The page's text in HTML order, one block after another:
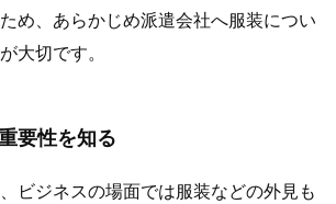
め、あらかじめ派遣会社へ服装につい
大切です。
要性を知る
ビジネスの場面では服装などの外見も